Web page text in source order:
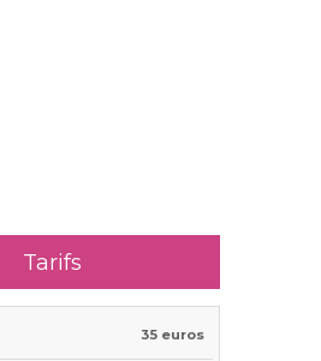
Tarifs
35 euros